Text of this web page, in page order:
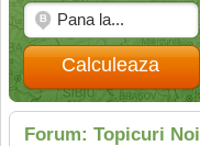
Calculeaza
Forum: Topicuri Noi